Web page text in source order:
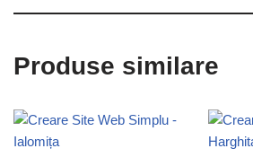
Produse similare